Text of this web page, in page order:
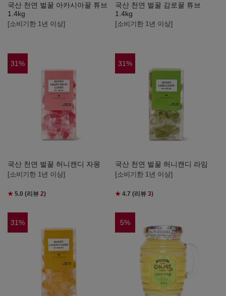
국산 천연 벌꿀 아카시아꿀 튜브
1.4kg
[소비기한 1년 이상]
국산 천연 벌꿀 감로꿀 튜브
1.4kg
[소비기한 1년 이상]
31%
국산 천연 벌꿀 허니캔디 자몽
[소비기한 1년 이상]
★ 5.0 (리뷰 2)
31%
국산 천연 벌꿀 허니캔디 라임
[소비기한 1년 이상]
★ 4.7 (리뷰3)
31% 5%